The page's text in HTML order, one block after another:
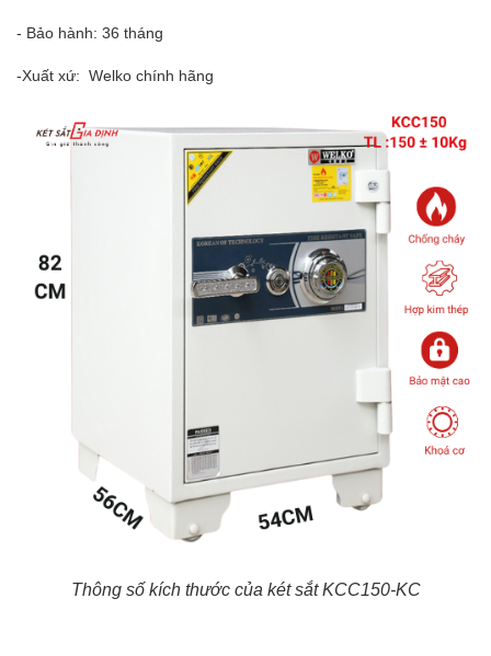
- Bảo hành: 36 tháng
-Xuất xứ: Welko chính hãng
Thông số kích thước của két sắt KCC150-KC